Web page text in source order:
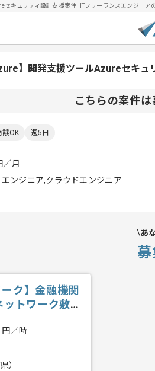
セキュリティ設計支援案件| ITフリーランスエンジニ
】開発支援ツールAzureセキ
こちらの案件
談OK 週5日
／月
ンジニア,クラウドエンジニア
あ
ーク】金融機関
ットワーク敷
円／時
）